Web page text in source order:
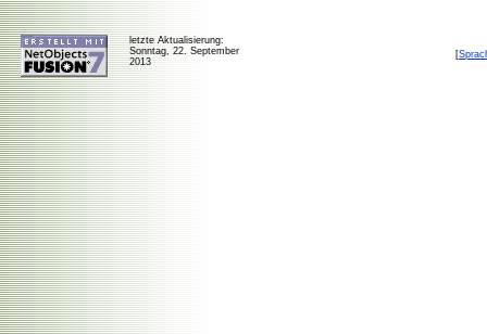
letzte Aktualisierung:
Sonntag, 22. September
2013
[